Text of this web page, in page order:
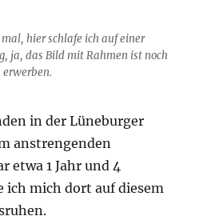
hier schlafe ich auf einer
ja, das Bild mit Rahmen ist noch
in der Lüneburger
anstrengenden
etwa 1 Jahr und 4
mich dort auf diesem